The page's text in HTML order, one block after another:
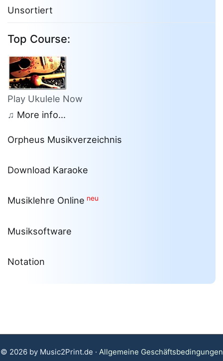
Unsortiert
Top Course:
Play Ukulele Now
♫ More info...
Orpheus Musikverzeichnis
Download Karaoke
Musiklehre Online neu
Musiksoftware
Notation
© 2026 by Music2Print.de · Allgemeine Geschäftsbedingungen